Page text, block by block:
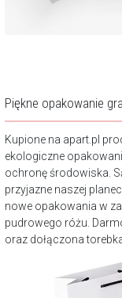
Piękne opakowanie
Kupione na apart.pl
ekologiczne
ochronę środowiska.
przyjazne naszej
nowe opakowania w
pudrowego różu.
oraz dołączona